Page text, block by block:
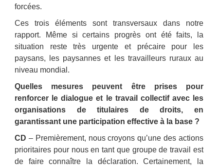
forcées.
Ces trois éléments sont transversaux dans notre
rapport. Même si certains progrès ont été faits, la
situation reste très urgente et précaire pour les
paysans, les paysannes et les travailleurs ruraux au
niveau mondial.
Quelles mesures peuvent être prises pour
renforcer le dialogue et le travail collectif avec les
organisations de titulaires de droits, en
garantissant une participation effective à la base ?
CD – Premièrement, nous croyons qu’une des actions
prioritaires pour nous en tant que groupe de travail est
de faire connaître la déclaration. Certainement, la